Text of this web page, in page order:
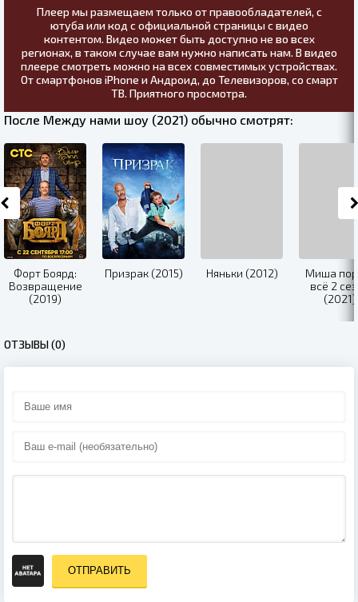
Плеер мы размещаем только от правообладателей, с
ютуба или код с официальной страницы с видео
контентом. Видео может быть доступно не во всех
регионах, в таком случае вам нужно написать нам. В видео
плеере смотреть можно на всех совместимых устройствах.
От смартфонов iPhone и Андроид, до Телевизоров, со смарт
ТВ. Приятного просмотра.
После Между нами шоу (2021) обычно смотрят:
Форт Боярд:
Возвращение
(2019)
Призрак (2015) Няньки (2012)
Миша
всё 2
(2021)
ОТЗЫВЫ (0)
ОТПРАВИТЬ